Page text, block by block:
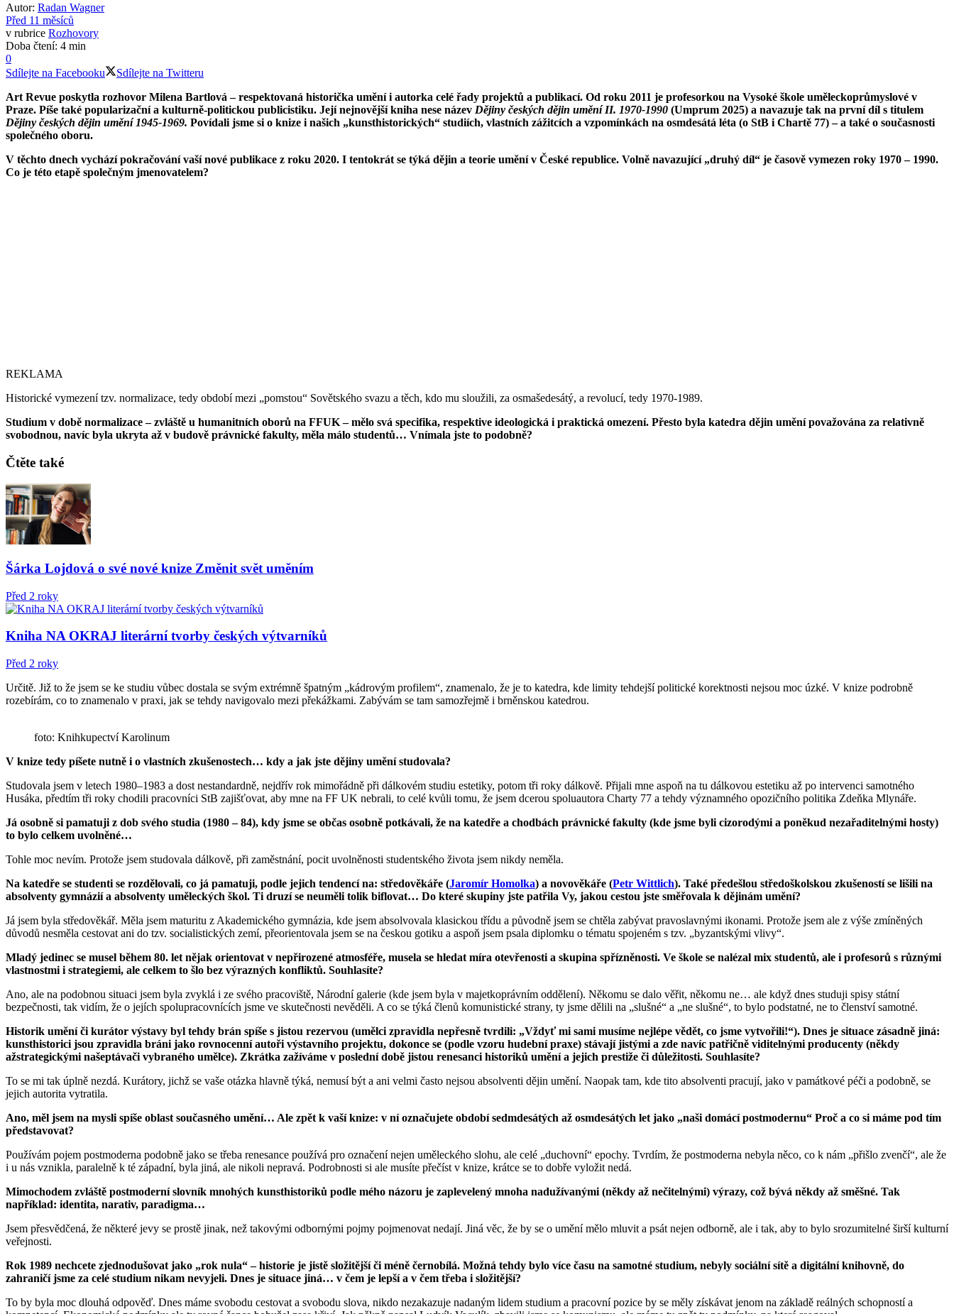
Autor: Radan Wagner
Před 11 měsíců
v rubrice Rozhovory
Doba čtení: 4 min
0
Sdílejte na Facebooku
Sdílejte na Twitteru
Art Revue poskytla rozhovor Milena Bartlová – respektovaná historička umění i autorka celé řady projektů a publikací. Od roku 2011 je profesorkou na Vysoké škole uměleckoprůmyslové v
Praze. Píše také popularizační a kulturně-politickou publicistiku. Její nejnovější kniha nese název Dějiny českých dějin umění II. 1970-1990 (Umprum 2025) a navazuje tak na první díl s titulem
Dějiny českých dějin umění 1945-1969. Povídali jsme si o knize i našich „kunsthistorických“ studiích, vlastních zážitcích a vzpomínkách na osmdesátá léta (o StB i Chartě 77) – a také o současnosti
společného oboru.
V těchto dnech vychází pokračování vaší nové publikace z roku 2020. I tentokrát se týká dějin a teorie umění v České republice. Volně navazující „druhý díl“ je časově vymezen roky 1970 – 1990.
Co je této etapě společným jmenovatelem?
REKLAMA
Historické vymezení tzv. normalizace, tedy období mezi „pomstou“ Sovětského svazu a těch, kdo mu sloužili, za osmašedesátý, a revolucí, tedy 1970-1989.
Studium v době normalizace – zvláště u humanitních oborů na FFUK – mělo svá specifika, respektive ideologická i praktická omezení. Přesto byla katedra dějin umění považována za relativně
svobodnou, navíc byla ukryta až v budově právnické fakulty, měla málo studentů… Vnímala jste to podobně?
Čtěte také
Šárka Lojdová o své nové knize Změnit svět uměním
Před 2 roky
Kniha NA OKRAJ literární tvorby českých výtvarníků
Před 2 roky
Určitě. Již to že jsem se ke studiu vůbec dostala se svým extrémně špatným „kádrovým profilem“, znamenalo, že je to katedra, kde limity tehdejší politické korektnosti nejsou moc úzké. V knize podrobně
rozebírám, co to znamenalo v praxi, jak se tehdy navigovalo mezi překážkami. Zabývám se tam samozřejmě i brněnskou katedrou.
foto: Knihkupectví Karolinum
V knize tedy píšete nutně i o vlastních zkušenostech… kdy a jak jste dějiny umění studovala?
Studovala jsem v letech 1980–1983 a dost nestandardně, nejdřív rok mimořádně při dálkovém studiu estetiky, potom tři roky dálkově. Přijali mne aspoň na tu dálkovou estetiku až po intervenci samotného
Husáka, předtím tři roky chodili pracovníci StB zajišťovat, aby mne na FF UK nebrali, to celé kvůli tomu, že jsem dcerou spoluautora Charty 77 a tehdy významného opozičního politika Zdeňka Mlynáře.
Já osobně si pamatuji z dob svého studia (1980 – 84), kdy jsme se občas osobně potkávali, že na katedře a chodbách právnické fakulty (kde jsme byli cizorodými a poněkud nezařaditelnými hosty)
to bylo celkem uvolněné…
Tohle moc nevím. Protože jsem studovala dálkově, při zaměstnání, pocit uvolněnosti studentského života jsem nikdy neměla.
Na katedře se studenti se rozdělovali, co já pamatuji, podle jejich tendencí na: středověkáře (Jaromír Homolka) a novověkáře (Petr Wittlich). Také předešlou středoškolskou zkušeností se lišili na
absolventy gymnázií a absolventy uměleckých škol. Ti druzí se neuměli tolik biflovat… Do které skupiny jste patřila Vy, jakou cestou jste směřovala k dějinám umění?
Já jsem byla středověkář. Měla jsem maturitu z Akademického gymnázia, kde jsem absolvovala klasickou třídu a původně jsem se chtěla zabývat pravoslavnými ikonami. Protože jsem ale z výše zmíněných
důvodů nesměla cestovat ani do tzv. socialistických zemí, přeorientovala jsem se na českou gotiku a aspoň jsem psala diplomku o tématu spojeném s tzv. „byzantskými vlivy“.
Mladý jedinec se musel během 80. let nějak orientovat v nepřirozené atmosféře, musela se hledat míra otevřenosti a skupina spřízněnosti. Ve škole se nalézal mix studentů, ale i profesorů s různými
vlastnostmi i strategiemi, ale celkem to šlo bez výrazných konfliktů. Souhlasíte?
Ano, ale na podobnou situaci jsem byla zvyklá i ze svého pracoviště, Národní galerie (kde jsem byla v majetkoprávním oddělení). Někomu se dalo věřit, někomu ne… ale když dnes studuji spisy státní
bezpečnosti, tak vidím, že o jejích spolupracovnících jsme ve skutečnosti nevěděli. A co se týká členů komunistické strany, ty jsme dělili na „slušné“ a „ne slušné“, to bylo podstatné, ne to členství samotné.
Historik umění či kurátor výstavy byl tehdy brán spíše s jistou rezervou (umělci zpravidla nepřesně tvrdili: „Vždyť mi sami musíme nejlépe vědět, co jsme vytvořili!“). Dnes je situace zásadně jiná:
kunsthistorici jsou zpravidla bráni jako rovnocenní autoři výstavního projektu, dokonce se (podle vzoru hudební praxe) stávají jistými a zde navíc patřičně viditelnými producenty (někdy
ažstrategickými našeptávači vybraného umělce). Zkrátka zažíváme v poslední době jistou renesanci historiků umění a jejich prestiže či důležitosti. Souhlasíte?
To se mi tak úplně nezdá. Kurátory, jichž se vaše otázka hlavně týká, nemusí být a ani velmi často nejsou absolventi dějin umění. Naopak tam, kde tito absolventi pracují, jako v památkové péči a podobně, se
jejich autorita vytratila.
Ano, měl jsem na mysli spíše oblast současného umění… Ale zpět k vaší knize: v níoznačujete období sedmdesátých až osmdesátých let jako „naši domácí postmodernu“ Proč a co si máme pod tím
představovat?
Používám pojem postmoderna podobně jako se třeba renesance používá pro označení nejen uměleckého slohu, ale celé „duchovní“ epochy. Tvrdím, že postmoderna nebyla něco, co k nám „přišlo zvenčí“, ale že
i u nás vznikla, paralelně k té západní, byla jiná, ale nikoli nepravá. Podrobnosti si ale musíte přečíst v knize, krátce se to dobře vyložit nedá.
Mimochodem zvláště postmoderní slovník mnohých kunsthistoriků podle mého názoru je zaplevelený mnoha nadužívanými (někdy až nečitelnými) výrazy, což bývá někdy až směšné. Tak
například: identita, narativ, paradigma…
Jsem přesvědčená, že některé jevy se prostě jinak, než takovými odbornými pojmy pojmenovat nedají. Jiná věc, že by se o umění mělo mluvit a psát nejen odborně, ale i tak, aby to bylo srozumitelné širší kulturní
veřejnosti.
Rok 1989 nechcete zjednodušovat jako „rok nula“ – historie je jistě složitější či méně černobílá. Možná tehdy bylo více času na samotné studium, nebyly sociální sítě a digitální knihovně, do
zahraničí jsme za celé studium nikam nevyjeli. Dnes je situace jiná… v čem je lepší a v čem třeba i složitější?
To by byla moc dlouhá odpověď. Dnes máme svobodu cestovat a svobodu slova, nikdo nezakazuje nadaným lidem studium a pracovní pozice by se měly získávat jenom na základě reálných schopností a